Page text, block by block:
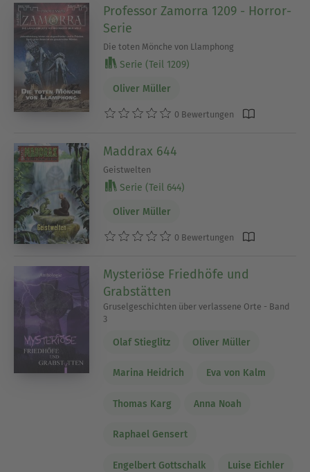
Professor Zamorra 1209 - Horror-
Serie
Die toten Mönche von Llamphong
Serie (Teil 1209)
Oliver Müller
0 Bewertungen
Maddrax 644
Geistwelten
Serie (Teil 644)
Oliver Müller
0 Bewertungen
Mysteriöse Friedhöfe und
Grabstätten
Gruselgeschichten über verlassene Orte - Band
3
Olaf Stieglitz Oliver Müller
Marina Heidrich Eva von Kalm
Thomas Karg Anna Noah
Raphael Gensert
Engelbert Gottschalk Luise Eichler